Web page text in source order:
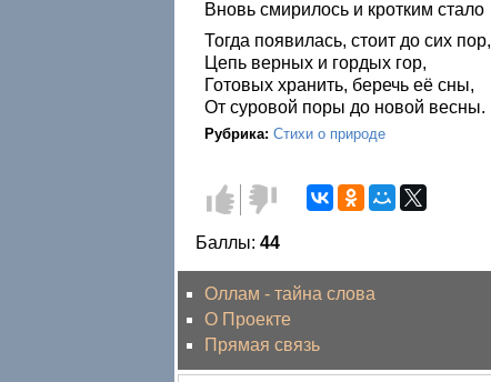
Вновь смирилось и кротким стало
Тогда появилась, стоит до сих пор,
Цепь верных и гордых гор,
Готовых хранить, беречь её сны,
От суровой поры до новой весны.
Рубрика: Стихи о природе
Голос
за!
Голос
против!
Баллы: 44
Оллам - тайна слова
О Проекте
Прямая связь